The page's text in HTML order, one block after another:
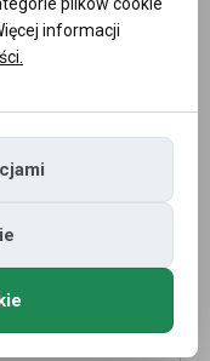
Klub 2
informacji